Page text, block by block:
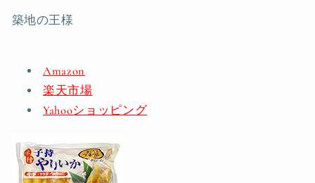
築地の王様
Amazon
楽天市場
Yahooショッピング